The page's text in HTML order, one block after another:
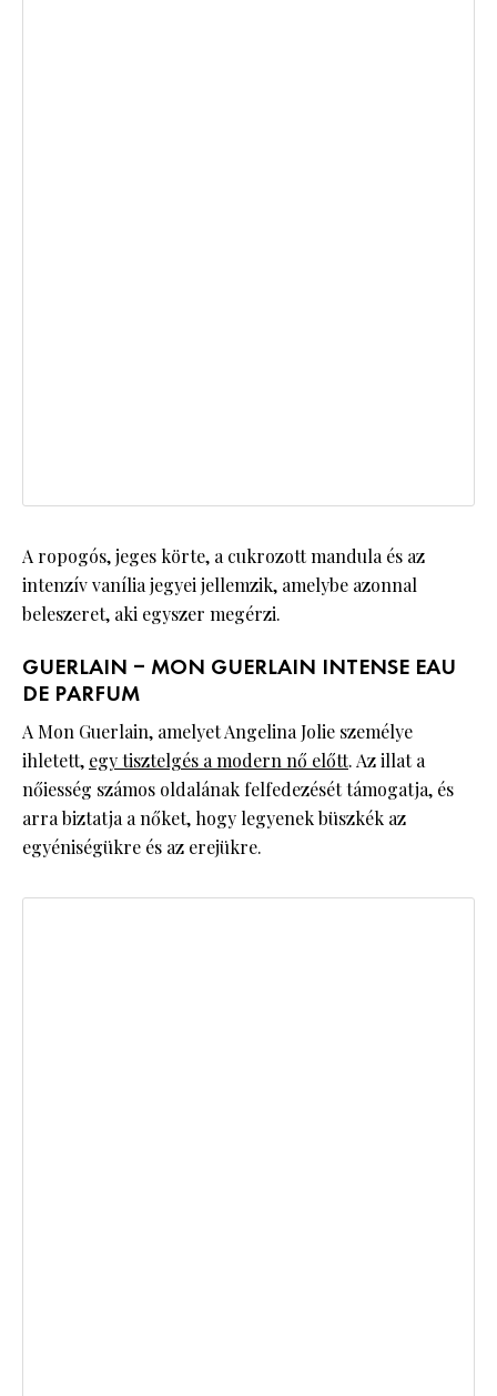
A ropogós, jeges körte, a cukrozott mandula és az
intenzív vanília jegyei jellemzik, amelybe azonnal
beleszeret, aki egyszer megérzi.
GUERLAIN – MON GUERLAIN INTENSE EAU
DE PARFUM
A Mon Guerlain, amelyet Angelina Jolie személye
ihletett, egy tisztelgés a modern nő előtt. Az illat a
nőiesség számos oldalának felfedezését támogatja, és
arra biztatja a nőket, hogy legyenek büszkék az
egyéniségükre és az erejükre.